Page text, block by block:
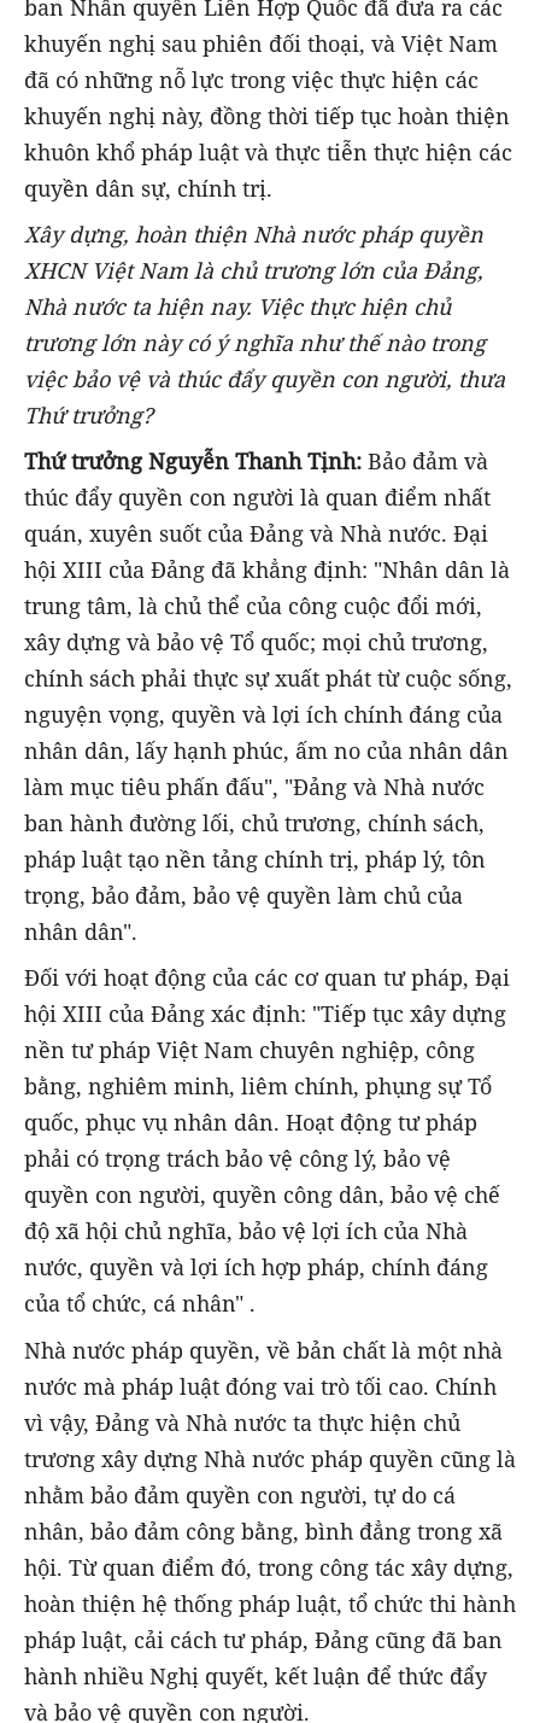
ban Nhân quyền Liên Hợp Quốc đã đưa ra các
khuyến nghị sau phiên đối thoại, và Việt Nam
đã có những nỗ lực trong việc thực hiện các
khuyến nghị này, đồng thời tiếp tục hoàn thiện
khuôn khổ pháp luật và thực tiễn thực hiện các
quyền dân sự, chính trị.
Xây dựng, hoàn thiện Nhà nước pháp quyền
XHCN Việt Nam là chủ trương lớn của Đảng,
Nhà nước ta hiện nay. Việc thực hiện chủ
trương lớn này có ý nghĩa như thế nào trong
việc bảo vệ và thúc đẩy quyền con người, thưa
Thứ trưởng?
Thứ trưởng Nguyễn Thanh Tịnh: Bảo đảm và
thúc đẩy quyền con người là quan điểm nhất
quán, xuyên suốt của Đảng và Nhà nước. Đại
hội XIII của Đảng đã khẳng định: "Nhân dân là
trung tâm, là chủ thể của công cuộc đổi mới,
xây dựng và bảo vệ Tổ quốc; mọi chủ trương,
chính sách phải thực sự xuất phát từ cuộc sống,
nguyện vọng, quyền và lợi ích chính đáng của
nhân dân, lấy hạnh phúc, ấm no của nhân dân
làm mục tiêu phấn đấu", "Đảng và Nhà nước
ban hành đường lối, chủ trương, chính sách,
pháp luật tạo nền tảng chính trị, pháp lý, tôn
trọng, bảo đảm, bảo vệ quyền làm chủ của
nhân dân".
Đối với hoạt động của các cơ quan tư pháp, Đại
hội XIII của Đảng xác định: "Tiếp tục xây dựng
nền tư pháp Việt Nam chuyên nghiệp, công
bằng, nghiêm minh, liêm chính, phụng sự Tổ
quốc, phục vụ nhân dân. Hoạt động tư pháp
phải có trọng trách bảo vệ công lý, bảo vệ
quyền con người, quyền công dân, bảo vệ chế
độ xã hội chủ nghĩa, bảo vệ lợi ích của Nhà
nước, quyền và lợi ích hợp pháp, chính đáng
của tổ chức, cá nhân" .
Nhà nước pháp quyền, về bản chất là một nhà
nước mà pháp luật đóng vai trò tối cao. Chính
vì vậy, Đảng và Nhà nước ta thực hiện chủ
trương xây dựng Nhà nước pháp quyền cũng là
nhằm bảo đảm quyền con người, tự do cá
nhân, bảo đảm công bằng, bình đẳng trong xã
hội. Từ quan điểm đó, trong công tác xây dựng,
hoàn thiện hệ thống pháp luật, tổ chức thi hành
pháp luật, cải cách tư pháp, Đảng cũng đã ban
hành nhiều Nghị quyết, kết luận để thức đẩy
và bảo vệ quyền con người.